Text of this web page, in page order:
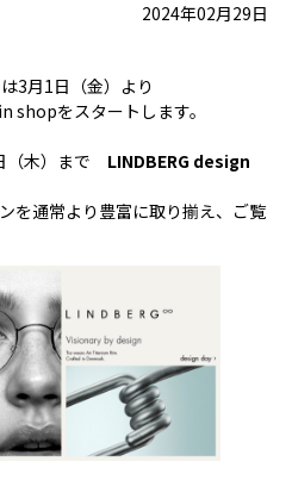
2024年02月29日
3月1日（金）より
shopをスタートします。
（木）まで LINDBERG design
を通常より豊富に取り揃え、ご覧